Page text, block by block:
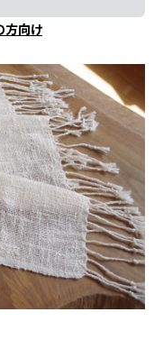
方向け